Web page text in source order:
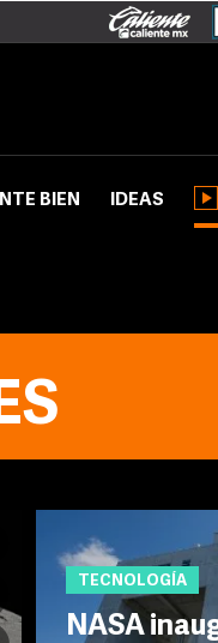
BIEN IDEAS
TECNOLOGÍA
NASA